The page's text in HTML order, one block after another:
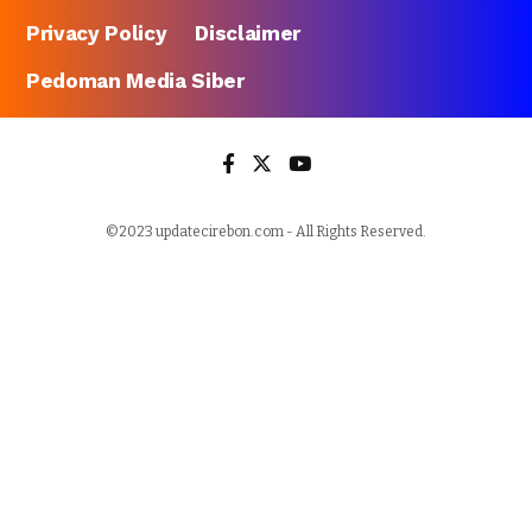
Privacy Policy
Disclaimer
Pedoman Media Siber
©2023 updatecirebon.com - All Rights Reserved.